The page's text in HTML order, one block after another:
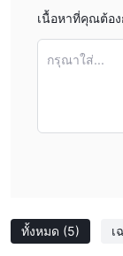
ตราสารตลาด
ฟอเร็กซ์:
คู่สกุลเงินที่หลากหล
แพลตฟอร์มนี้
และซื้อขายหุ้นของบ
ทั้งหมด (5) เ
เนื้อหาที่คุณต้อ
กรุณาใส่...